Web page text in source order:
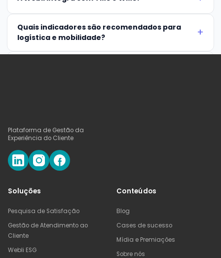
Quais indicadores são recomendados para
logística e mobilidade?
Posso ter pesquisa diferente para cliente final
Funciona para mobilidade urbana (ônibus,
MELHORE A EXPERIÊNCIA DA SUA OPERAÇÃO LOGÍSTICA
Plataforma de Gestão da
Experiência do Cliente
Soluções
Pesquisa de Satisfação
Gestão de Atendimento ao
Cliente
Webli ESG
Conteúdos
Blog
Cases de sucesso
Mídia e Premiações
Sobre nós